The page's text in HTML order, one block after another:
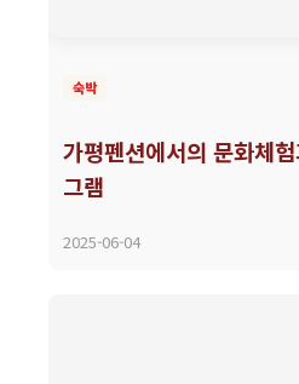
숙박
가평펜션에서의 문화체
그램
2025-06-04